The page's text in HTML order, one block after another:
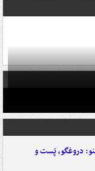
دروغگو، پَست‌ و